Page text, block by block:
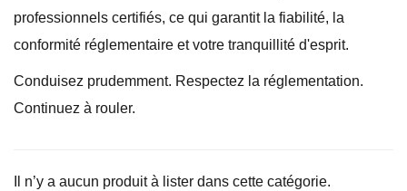
professionnels certifiés, ce qui garantit la fiabilité, la
conformité réglementaire et votre tranquillité d'esprit.
Conduisez prudemment. Respectez la réglementation.
Continuez à rouler.
Il n’y a aucun produit à lister dans cette catégorie.